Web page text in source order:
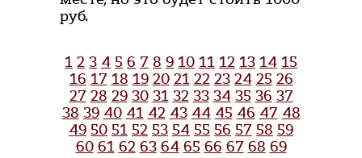
руб.
1 2 3 4 5 6 7 8 9 10 11 12 13 14 15
16 17 18 19 20 21 22 23 24 25 26
27 28 29 30 31 32 33 34 35 36 37
38 39 40 41 42 43 44 45 46 47 48
49 50 51 52 53 54 55 56 57 58 59
60 61 62 63 64 65 66 67 68 69